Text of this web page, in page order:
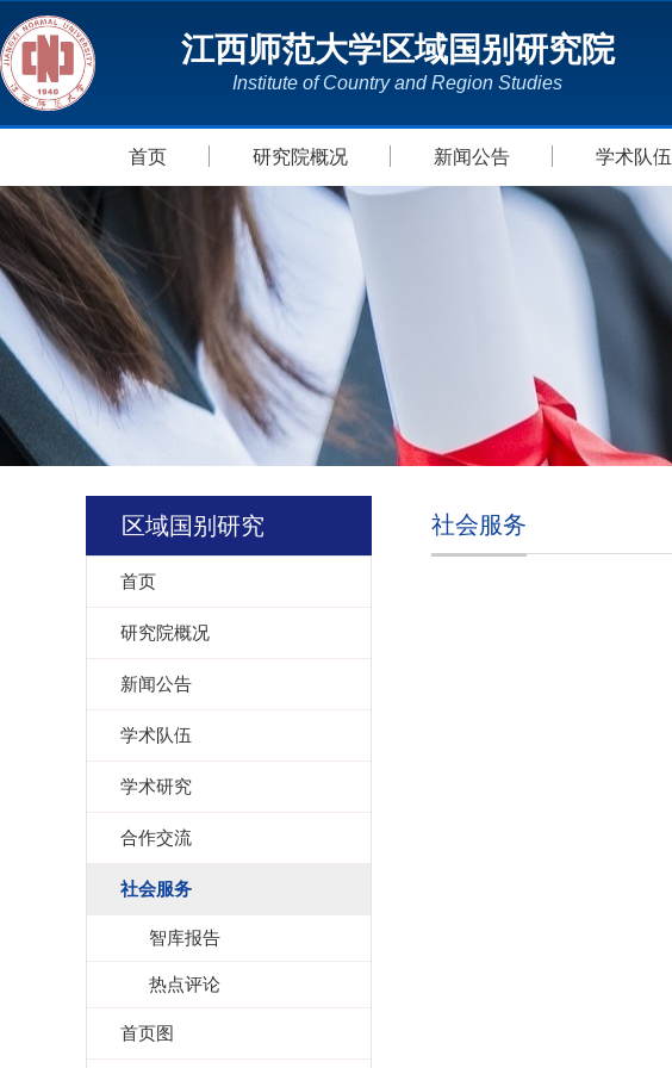
江西师范大学区域国别研究院
Institute of Country and Region Studies
首页 研究院概况 新闻公告 学术队伍
区域国别研究
首页
研究院概况
新闻公告
学术队伍
学术研究
合作交流
社会服务
智库报告
热点评论
首页图
社会服务